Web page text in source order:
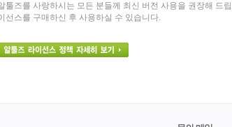
툴즈를 사랑하시는 모든 분들께 최신 버전 사용을 권장해 드
선스를 구매하신 후 사용하실 수 있습니다.